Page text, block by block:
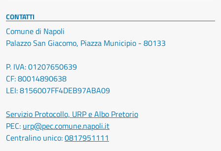
CONTATTI
Comune di Napoli
Palazzo San Giacomo, Piazza Municipio - 80133
P. IVA: 01207650639
CF: 80014890638
LEI: 8156007FF4DEB97ABA09
Servizio Protocollo, URP e Albo Pretorio
PEC: urp@pec.comune.napoli.it
Centralino unico:0817951111